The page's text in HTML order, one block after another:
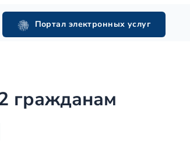
Портал электронных услуг
гражданам